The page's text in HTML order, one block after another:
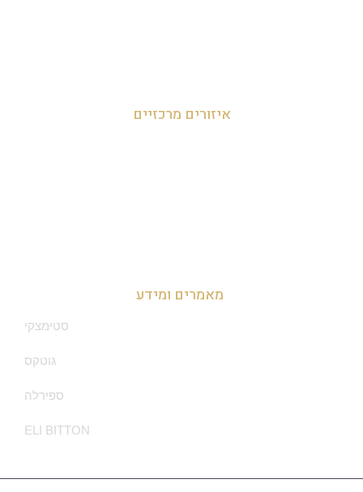
איזורים מרכזיים
מאמרים ומידע
סטימצקי
גוטקס
ספירלה
ELI BITTON